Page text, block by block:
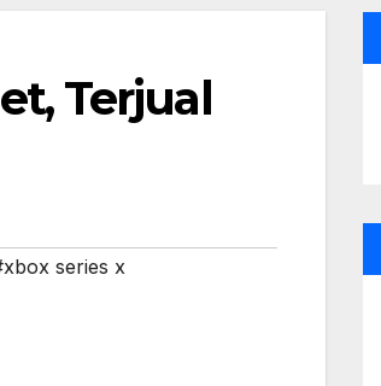
Terjual
series x